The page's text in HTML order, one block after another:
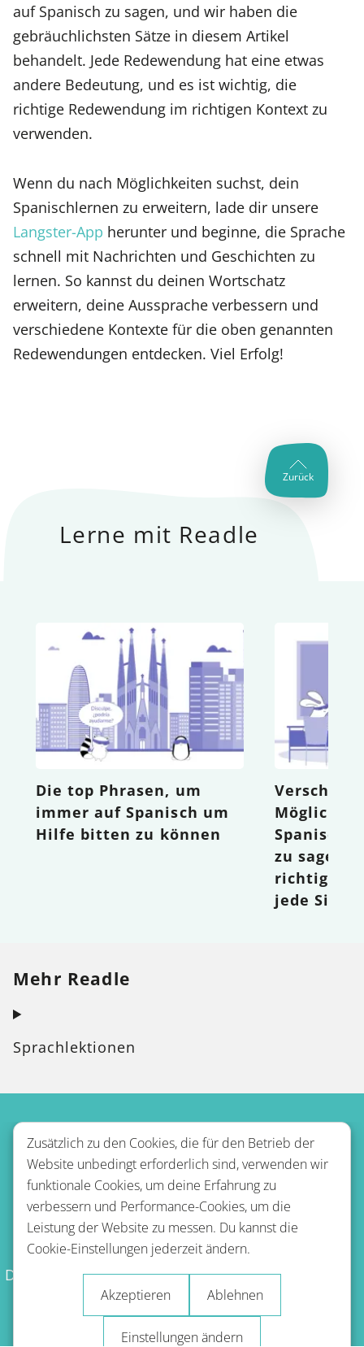
auf Spanisch zu sagen, und wir haben die
gebräuchlichsten Sätze in diesem Artikel
behandelt. Jede Redewendung hat eine etwas
andere Bedeutung, und es ist wichtig, die
richtige Redewendung im richtigen Kontext zu
verwenden.
Wenn du nach Möglichkeiten suchst, dein
Spanischlernen zu erweitern, lade dir unsere
Langster-App herunter und beginne, die Sprache
schnell mit Nachrichten und Geschichten zu
lernen. So kannst du deinen Wortschatz
erweitern, deine Aussprache verbessern und
verschiedene Kontexte für die oben genannten
Redewendungen entdecken. Viel Erfolg!
Zurück
Lerne mit Readle
Die top Phrasen, um
immer auf Spanisch um
Hilfe bitten zu können
Spanisch
zu sagen:
richtige
jede
Mehr Readle
Sprachlektionen
Nutzungsbestimmungen
Datenschutzbestimmungen Erstattungsrichtlinie
Impressum Blog
Zusätzlich zu den Cookies, die für den Betrieb der
Website unbedingt erforderlich sind, verwenden wir
funktionale Cookies, um deine Erfahrung zu
verbessern und Performance-Cookies, um die
Leistung der Website zu messen. Du kannst die
Cookie-Einstellungen jederzeit ändern.
Akzeptieren Ablehnen
Einstellungen ändern